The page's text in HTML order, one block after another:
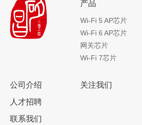
产品
Wi-Fi 5 AP芯片
Wi-Fi 6 AP芯片
网关芯片
Wi-Fi 7芯片
公司介绍
人才招聘
联系我们
关注我们